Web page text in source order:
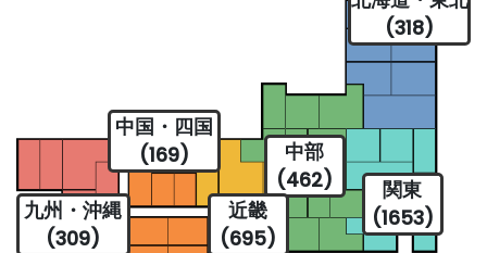
(318)
関東
(1653)
中部
(462)
近畿
(695)
中国・四国
(169)
九州・沖縄
(309)